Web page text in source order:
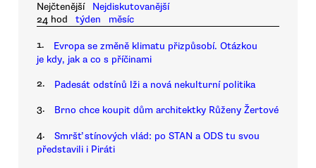
Nejčtenější
Nejdiskutovanější
24 hod
týden měsíc
1.
Evropa se změně klimatu přizpůsobí. Otázkou
je kdy, jak a co s příčinami
2. Padesát odstínů lži a nová nekulturní politika
3. Brno chce koupit dům architektky Růženy Žertové
4.
Smršť stínových vlád: po STAN a ODS tu svou
představili i Piráti